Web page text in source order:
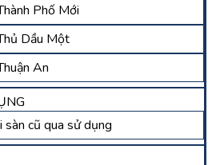
Phố Mới
Dầu Một
An
cũ qua sử dụng